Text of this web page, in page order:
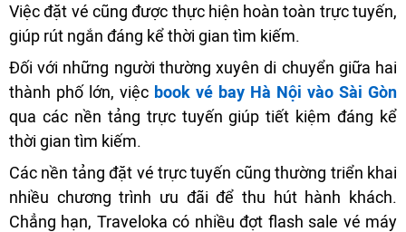
Việc đặt vé cũng được thực hiện hoàn toàn trực tuyến,
giúp rút ngắn đáng kể thời gian tìm kiếm.
Đối với những người thường xuyên di chuyển giữa hai
thành phố lớn, việc book vé bay Hà Nội vào Sài Gòn
qua các nền tảng trực tuyến giúp tiết kiệm đáng kể
thời gian tìm kiếm.
Các nền tảng đặt vé trực tuyến cũng thường triển khai
nhiều chương trình ưu đãi để thu hút hành khách.
Chẳng hạn, Traveloka có nhiều đợt flash sale vé máy